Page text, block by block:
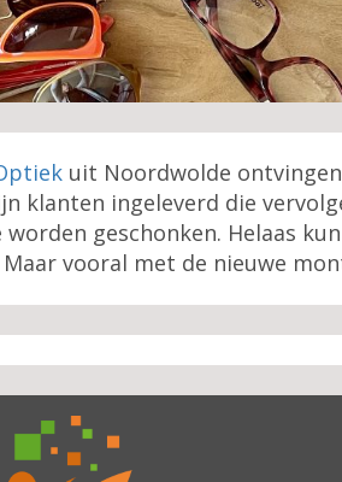
uit Noordwolde
klanten ingeleverd die
geschonken. Helaas
vooral met de nieuwe